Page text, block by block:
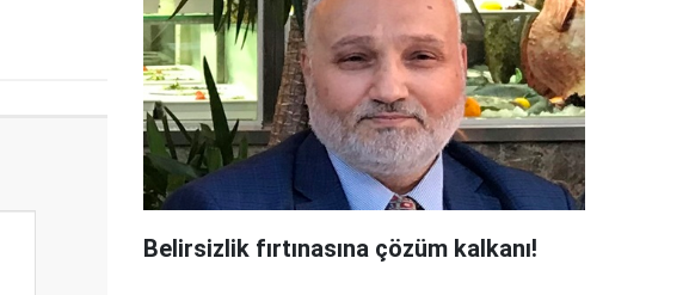
Belirsizlik fırtınasına çözüm kalkanı!